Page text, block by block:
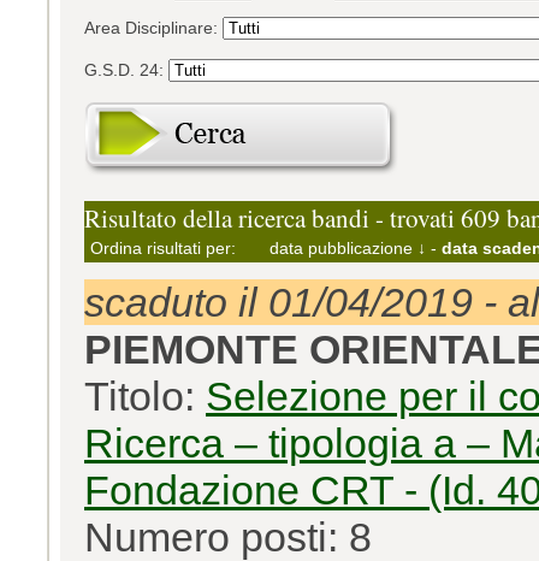
Area Disciplinare:
G.S.D. 24:
Risultato della ricerca bandi - trovati 609
Ordina risultati per: data pubblicazione ↓ - data
scaduto il 01/04/2019 -
PIEMONTE
Titolo: Selezione per il
Ricerca – tipologia a –
Fondazione CRT - (Id.
Numero posti: 8